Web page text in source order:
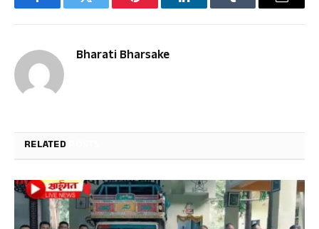
FacebookTwitter Pinterest LinkedInTumblr Email
Bharati Bharsake
RELATED